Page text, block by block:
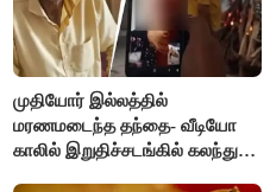
முதியோர் இல்லத்தில்
மரணமடைந்த தந்தை- வீடியோ
காலில் இறுதிச்சடங்கில் கலந்து